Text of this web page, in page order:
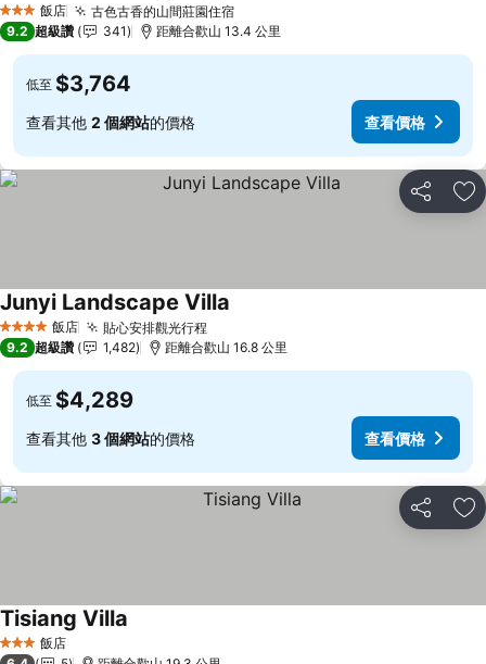
3 星級 飯店 古色古香的山間莊園住宿查看價格
9.2 超級讚 341 距離合歡山 13.4 公里
低至 $3,764
查看其他 2 個網站的價格 查看價格
分享 加
4 星級 飯店 貼心安排觀光行程查看價格
Junyi Landscape Villa
9.2 超級讚 1,482 距離合歡山 16.8 公里
低至 $4,289
查看其他 3 個網站的價格 查看價格
分享 加
3 星級 飯店
Tisiang Villa